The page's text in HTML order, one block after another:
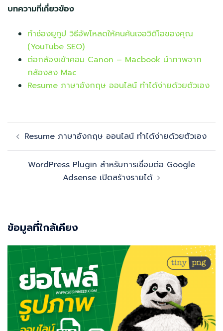
บทความที่เกี่ยวข้อง
ทําช่องยูทูป วิธีอัพโหลดให้คนค้นเจอวิดีโอของคุณ
(YouTube SEO)
ต่อกล้องเข้าคอม Canon – Macbook นำภาพจาก
กล้องลง Mac
Resume ภาษาอังกฤษ ออนไลน์ ทำได้ง่ายด้วยตัวเอง
Post
navigation
Resume ภาษาอังกฤษ ออนไลน์ ทำได้ง่ายด้วยตัวเอง
WordPress Plugin สำหรับการเชื่อมต่อ Google
Adsense เปิดสร้างรายได้
ข้อมูลที่ใกล้เคียง